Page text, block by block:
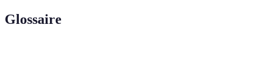
Glossaire